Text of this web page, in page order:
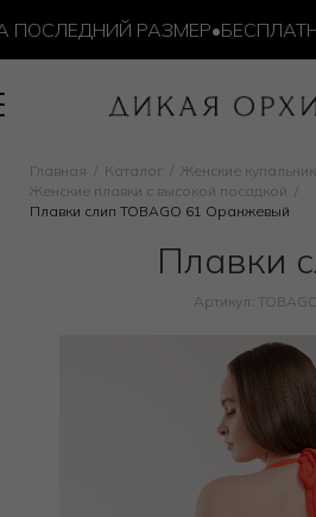
РАЗМЕР•
Главная Каталог Женские
Женские плавки с высокой посадкой
Плавки слип TOBAGO 61 Оранжевый
Плавки
Артикул: